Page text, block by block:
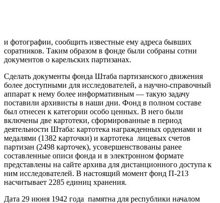
и фотографии, сообщить известные ему адреса бывших
соратников. Таким образом в фонде были собраны сотни
документов о карельских партизанах.
Сделать документы фонда Штаба партизанского движения
более доступными для исследователей, а научно-справочный
аппарат к нему более информативным — такую задачу
поставили архивисты в наши дни. Фонд в полном составе
был отнесен к категории особо ценных. В него были
включены две картотеки, сформированные в период
деятельности Штаба: картотека награжденных орденами и
медалями (1382 карточки) и картотека лицевых счетов
партизан (2498 карточек), усовершенствованы ранее
составленные описи фонда и в электронном формате
представлены на сайте архива для дистанционного доступа к
ним исследователей. В настоящий момент фонд П-213
насчитывает 2285 единиц хранения.
Дата 29 июня 1942 года памятна для республики началом